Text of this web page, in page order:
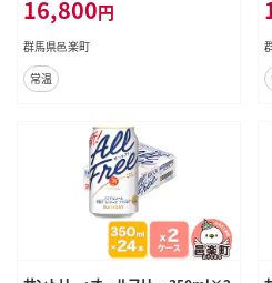
16,800円
群馬県邑楽町
常温